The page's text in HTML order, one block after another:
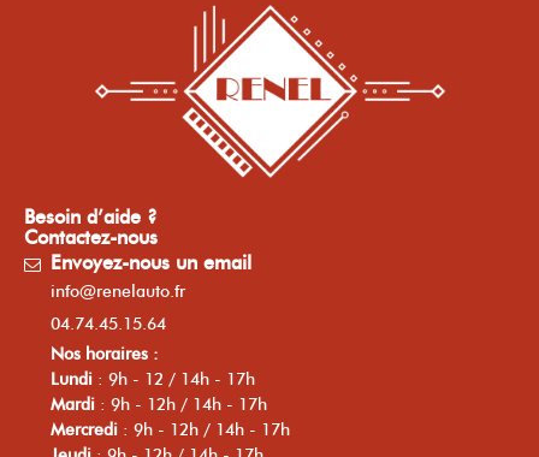
Besoin d’aide ?
Contactez-nous
Envoyez-nous un email
info@renelauto.fr
04.74.45.15.64
Nos horaires :
Lundi : 9h - 12 / 14h - 17h
Mardi : 9h - 12h / 14h - 17h
Mercredi : 9h - 12h / 14h - 17h